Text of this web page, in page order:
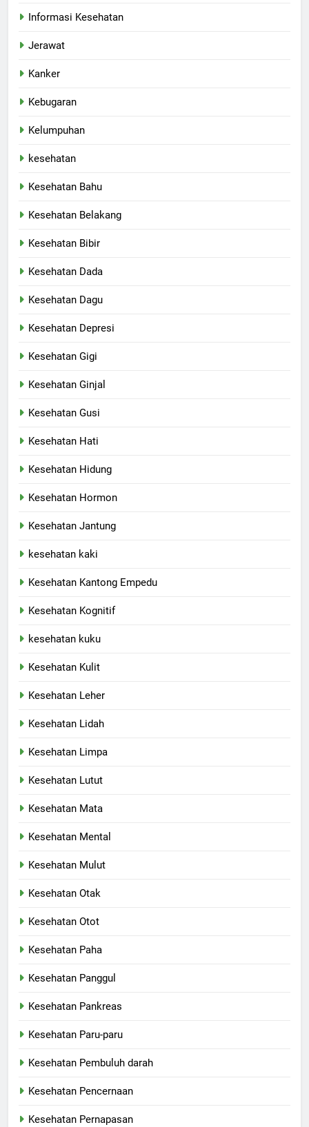
Informasi Kesehatan
Jerawat
Kanker
Kebugaran
Kelumpuhan
kesehatan
Kesehatan Bahu
Kesehatan Belakang
Kesehatan Bibir
Kesehatan Dada
Kesehatan Dagu
Kesehatan Depresi
Kesehatan Gigi
Kesehatan Ginjal
Kesehatan Gusi
Kesehatan Hati
Kesehatan Hidung
Kesehatan Hormon
Kesehatan Jantung
kesehatan kaki
Kesehatan Kantong Empedu
Kesehatan Kognitif
kesehatan kuku
Kesehatan Kulit
Kesehatan Leher
Kesehatan Lidah
Kesehatan Limpa
Kesehatan Lutut
Kesehatan Mata
Kesehatan Mental
Kesehatan Mulut
Kesehatan Otak
Kesehatan Otot
Kesehatan Paha
Kesehatan Panggul
Kesehatan Pankreas
Kesehatan Paru-paru
Kesehatan Pembuluh darah
Kesehatan Pencernaan
Kesehatan Pernapasan